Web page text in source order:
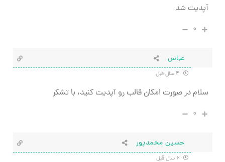
آپدیت شد
۰
عباس
سلام در صورت امکان قالب رو آپدیت کنید، با تشکر
۰
حسین محمدپور